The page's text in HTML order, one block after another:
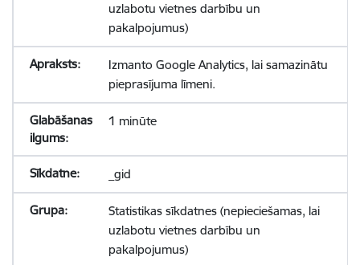
uzlabotu vietnes darbību un
pakalpojumus)
Izmanto Google Analytics, lai samazinātu
pieprasījuma līmeni.
1 minūte
_gid
Statistikas sīkdatnes (nepieciešamas, lai
uzlabotu vietnes darbību un
pakalpojumus)